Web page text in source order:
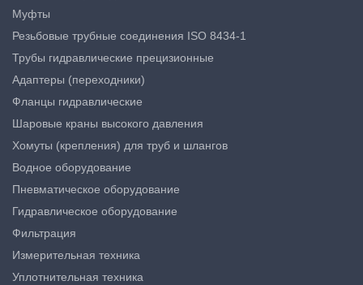
Муфты
Резьбовые трубные соединения ISO 8434-1
Трубы гидравлические прецизионные
Адаптеры (переходники)
Фланцы гидравлические
Шаровые краны высокого давления
Хомуты (крепления) для труб и шлангов
Водное оборудование
Пневматическое оборудование
Гидравлическое оборудование
Фильтрация
Измерительная техника
Уплотнительная техника